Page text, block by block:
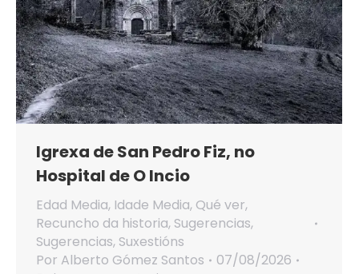
Igrexa de San Pedro Fiz, no
Hospital de O Incio
Edad Media, Idade Media, Qué ver,
Recuncho da historia, Sugerencias,
Sugerencias, Suxestións
Por Alberto Gómez Santos
07/08/2026